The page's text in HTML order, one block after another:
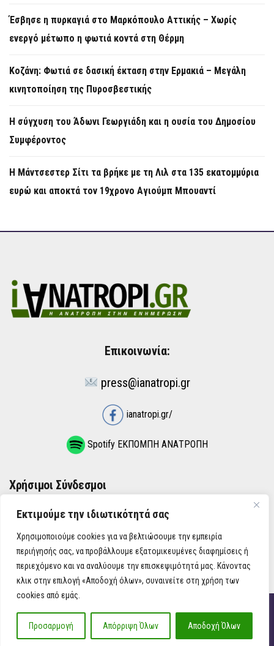
Εκτιμούμε την ιδιωτικότητά σας
Χρησιμοποιούμε cookies για να βελτιώσουμε την εμπειρία
περιήγησής σας, να προβάλλουμε εξατομικευμένες διαφημίσεις ή
περιεχόμενο και να αναλύουμε την επισκεψιμότητά μας. Κάνοντας
κλικ στην επιλογή «Αποδοχή όλων», συναινείτε στη χρήση των
cookies από εμάς.
Προσαρμογή Απόρριψη Όλων Αποδοχή Όλων
Έσβησε η πυρκαγιά στο Μαρκόπουλο Αττικής – Χωρίς
ενεργό μέτωπο η φωτιά κοντά στη Θέρμη
Κοζάνη: Φωτιά σε δασική έκταση στην Ερμακιά – Μεγάλη
κινητοποίηση της Πυροσβεστικής
Η σύγχυση του Άδωνι Γεωργιάδη και η ουσία του Δημοσίου
Συμφέροντος
Η Μάντσεστερ Σίτι τα βρήκε με τη Λιλ στα 135 εκατομμύρια
ευρώ και αποκτά τον 19χρονο Αγιούμπ Μπουαντί
Επικοινωνία:
press@ianatropi.gr
ianatropi.gr/
Spotify ΕΚΠΟΜΠΗ ΑΝΑΤΡΟΠΗ
Χρήσιμοι Σύνδεσμοι
ΌΡΟΙ ΧΡΉΣΗΣ
ΠΟΛΙΤΙΚΉ ΑΠΟΡΡΉΤΟΥ
iAnatropi ©
Η Ανατροπή στην Ενημέρωση, την Πολιτική, την Καθημερινότητα